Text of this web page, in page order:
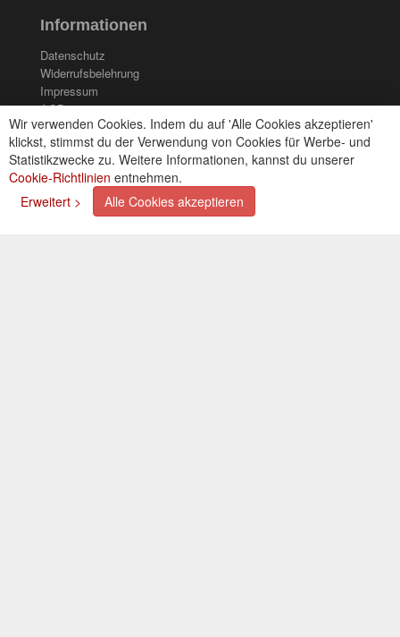
Wir verwenden Cookies. Indem du auf 'Alle Cookies akzeptieren'
klickst, stimmst du der Verwendung von Cookies für Werbe- und
Statistikzwecke zu. Weitere Informationen, kannst du unserer
Cookie-Richtlinien entnehmen.
Erweitert >
Alle Cookies akzeptieren
Informationen
Datenschutz
Widerrufsbelehrung
Impressum
AGB
Kontakt
Cookies einstellungen
Zahlungsarten